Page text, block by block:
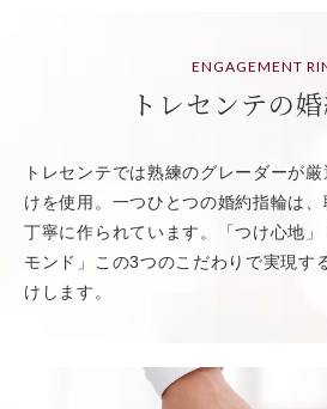
ENGAGEMENT
トレセンテの
トレセンテでは熟練のグレーダーが
けを使用。一つひとつの婚約指輪は
丁寧に作られています。「つけ心地
モンド」この3つのこだわりで実現す
けします。